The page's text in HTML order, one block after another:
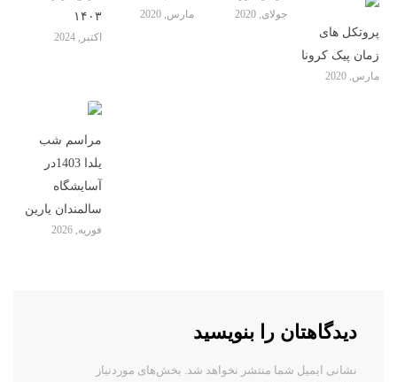
۱۴۰۳
اکتبر, 2024
مارس, 2020 جولای, 2020
پروتکل های
زمان پیک کرونا
مارس, 2020
مراسم شب
یلدا 1403در
آسایشگاه
سالمندان یارین
فوریه, 2026
دیدگاهتان را بنویسید
نشانی ایمیل شما منتشر نخواهد شد. بخش‌های موردنیاز